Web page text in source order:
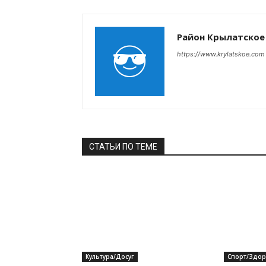
Район Крылатское
https://www.krylatskoe.com
СТАТЬИ ПО ТЕМЕ
Культура/Досуг Спорт/